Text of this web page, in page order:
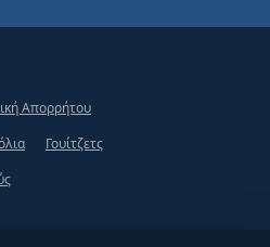
Απορρήτου
Γουίτζετς